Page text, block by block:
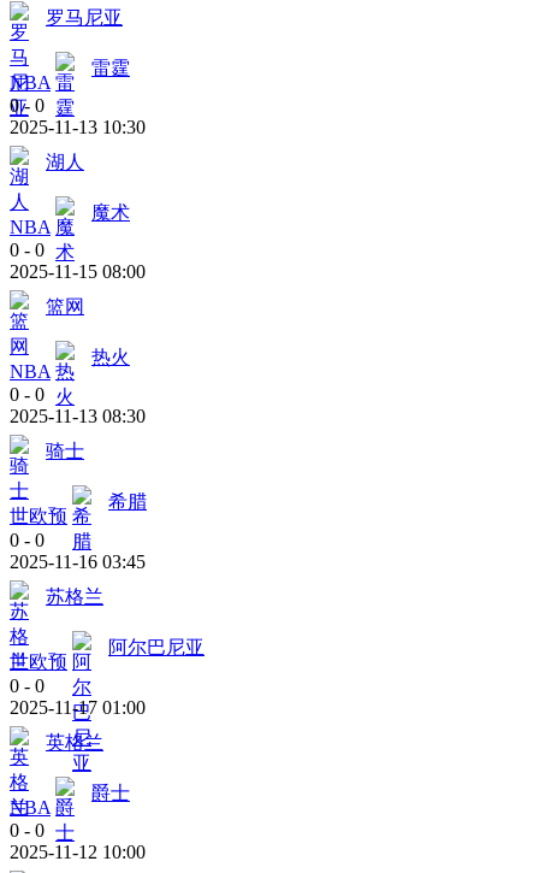
罗马尼亚
NBA
雷霆
0 - 0
2025-11-13 10:30
湖人
NBA
魔术
0 - 0
2025-11-15 08:00
篮网
NBA
热火
0 - 0
2025-11-13 08:30
骑士
世欧预
希腊
0 - 0
2025-11-16 03:45
苏格兰
世欧预
阿尔巴尼亚
0 - 0
2025-11-17 01:00
英格兰
NBA
爵士
0 - 0
2025-11-12 10:00